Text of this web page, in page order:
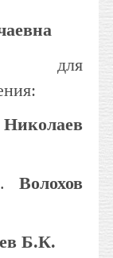
для
Волохов
Б.К.